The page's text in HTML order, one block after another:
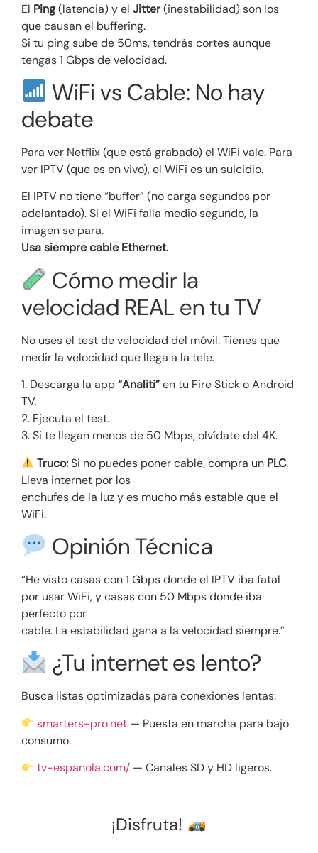
El Ping(latencia) y el Jitter(inestabilidad) son los
que causan el buffering.
Si tu ping sube de 50ms, tendrás cortes aunque
tengas 1 Gbps de velocidad.
WiFi vs Cable: No hay
debate
Para ver Netflix (que está grabado) el WiFi vale. Para
ver IPTV (que es en vivo), el WiFi es un suicidio.
El IPTV no tiene “buffer” (no carga segundos por
adelantado). Si el WiFi falla medio segundo, la
imagen se para.
Usa siempre cable Ethernet.
Cómo medir la
velocidad REAL en tu TV
No uses el test de velocidad del móvil. Tienes que
medir la velocidad que llega a la tele.
1. Descarga la app“Analiti”en tu Fire Stick o Android
TV.
2. Ejecuta el test.
3. Si te llegan menos de 50 Mbps, olvídate del 4K.
Truco:Si no puedes poner cable, compra un PLC.
Lleva internet por los
enchufes de la luz y es mucho más estable que el
WiFi.
Opinión Técnica
“He visto casas con 1 Gbps donde el IPTV iba fatal
por usar WiFi, y casas con 50 Mbps donde iba
perfecto por
cable. La estabilidad gana a la velocidad siempre.”
¿Tu internet es lento?
Busca listas optimizadas para conexiones lentas:
smarters-pro.net — Puesta en marcha para bajo
consumo.
tv-espanola.com/ — Canales SD y HD ligeros.
¡Disfruta!